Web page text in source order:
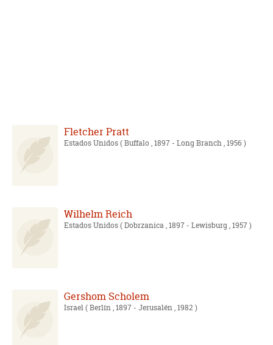
Fletcher Pratt
Estados Unidos( Buffalo , 1897 - Long Branch , 1956 )
Wilhelm Reich
Estados Unidos( Dobrzanica , 1897 - Lewisburg , 1957 )
Gershom Scholem
Israel( Berlín , 1897 - Jerusalén , 1982 )